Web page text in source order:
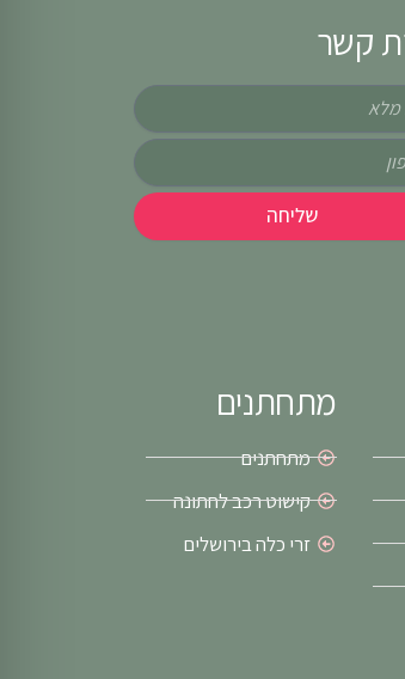
קשר
שליחה
מתחתנים
מתחתנים
קישוט רכב לחתונה
זרי כלה בירושלים